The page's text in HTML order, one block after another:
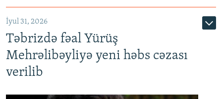
İyul 31, 2026
Təbrizdə fəal Yürüş
Mehrəlibəyliyə yeni həbs cəzası
verilib